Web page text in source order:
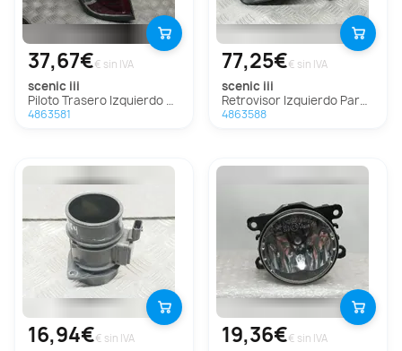
37,67€€ sin IVA
scenic iii
Piloto Trasero Izquierdo Para Renault Scenic Iii
4863581
77,25€€ sin IVA
scenic iii
Retrovisor Izquierdo Para Renault Scenic Iii
4863588
16,94€€ sin IVA 19,36€€ sin IVA